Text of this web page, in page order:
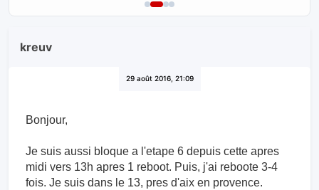
kreuv
29 août 2016, 21:09
Bonjour,
Je suis aussi bloque a l'etape 6 depuis cette apres
midi vers 13h apres 1 reboot. Puis, j'ai reboote 3-4
fois. Je suis dans le 13, pres d'aix en provence.